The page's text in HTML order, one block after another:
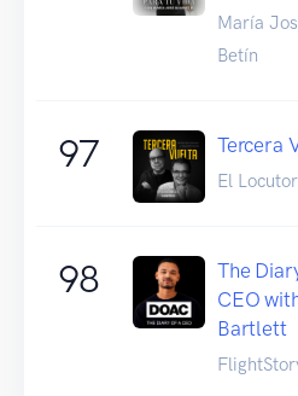
María
Betín
97 Tercera
El
98
The
CEO
Bartlett